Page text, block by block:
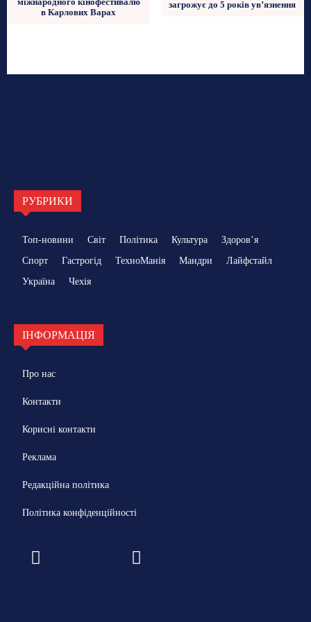
в Карлових Варах
загрожує до 5 років ув’язнення
РУБРИКИ
Топ-новини Світ Політика Культура
Здоровʼя
Спорт
Гастрогід ТехноМанія Мандри
Лайфстайл
Україна
Чехія
ІНФОРМАЦІЯ
Про нас
Контакти
Корисні контакти
Реклама
Редакційна політика
Політика конфіденційності